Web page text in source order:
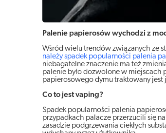
Palenie papierosów wychodzi z
Wśród wielu trendów związanych ze
należy spadek popularności palenia
niebagatelne znaczenie ma też
palenie było dozwolone w
papierosowego dymu traktowany
Co to jest vaping?
Spadek popularności palenia
przypadkach palacze przerzucili się
zasadzie podgrzewania ciekłych